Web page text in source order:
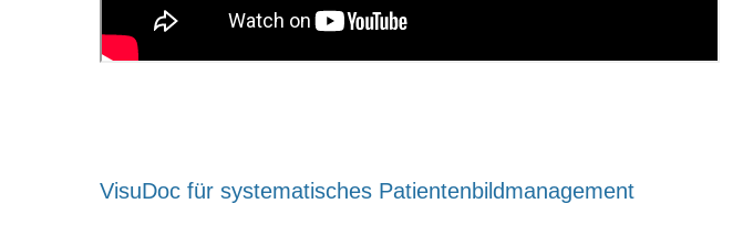
VisuDoc für systematisches Patientenbildmanagement